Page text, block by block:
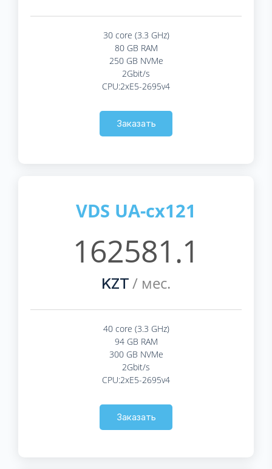
30 core (3.3 GHz)
80 GB RAM
250 GB NVMe
2Gbit/s
CPU:2xE5-2695v4
Заказать
VDS UA-cx121
162581.1
KZT / мес.
40 core (3.3 GHz)
94 GB RAM
300 GB NVMe
2Gbit/s
CPU:2xE5-2695v4
Заказать